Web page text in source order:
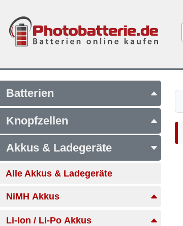
Batterien
Knopfzellen
Akkus & Ladegeräte
Alle Akkus & Ladegeräte
NiMH Akkus
Li-Ion / Li-Po Akkus